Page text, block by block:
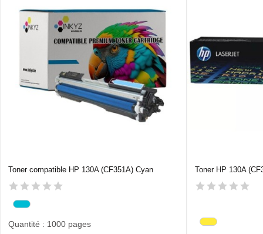
Toner compatible HP 130A (CF351A) Cyan
Quantité : 1000 pages
Toner HP 130A